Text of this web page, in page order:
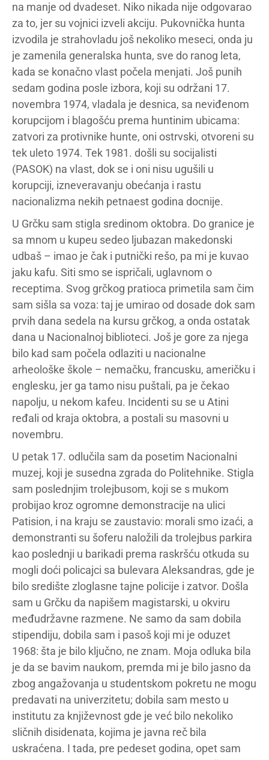
na manje od dvadeset. Niko nikada nije odgovarao
za to, jer su vojnici izveli akciju. Pukovnička hunta
izvodila je strahovladu još nekoliko meseci, onda ju
je zamenila generalska hunta, sve do ranog leta,
kada se konačno vlast počela menjati. Još punih
sedam godina posle izbora, koji su održani 17.
novembra 1974, vladala je desnica, sa neviđenom
korupcijom i blagošću prema huntinim ubicama:
zatvori za protivnike hunte, oni ostrvski, otvoreni su
tek uleto 1974. Tek 1981. došli su socijalisti
(PASOK) na vlast, dok se i oni nisu ugušili u
korupciji, izneveravanju obećanja i rastu
nacionalizma nekih petnaest godina docnije.
U Grčku sam stigla sredinom oktobra. Do granice je
sa mnom u kupeu sedeo ljubazan makedonski
udbaš – imao je čak i putnički rešo, pa mi je kuvao
jaku kafu. Siti smo se ispričali, uglavnom o
receptima. Svog grčkog pratioca primetila sam čim
sam sišla sa voza: taj je umirao od dosade dok sam
prvih dana sedela na kursu grčkog, a onda ostatak
dana u Nacionalnoj biblioteci. Još je gore za njega
bilo kad sam počela odlaziti u nacionalne
arheološke škole – nemačku, francusku, američku i
englesku, jer ga tamo nisu puštali, pa je čekao
napolju, u nekom kafeu. Incidenti su se u Atini
ređali od kraja oktobra, a postali su masovni u
novembru.
U petak 17. odlučila sam da posetim Nacionalni
muzej, koji je susedna zgrada do Politehnike. Stigla
sam poslednjim trolejbusom, koji se s mukom
probijao kroz ogromne demonstracije na ulici
Patision, i na kraju se zaustavio: morali smo izaći, a
demonstranti su šoferu naložili da trolejbus parkira
kao poslednji u barikadi prema raskršću otkuda su
mogli doći policajci sa bulevara Aleksandras, gde je
bilo središte zloglasne tajne policije i zatvor. Došla
sam u Grčku da napišem magistarski, u okviru
međudržavne razmene. Ne samo da sam dobila
stipendiju, dobila sam i pasoš koji mi je oduzet
1968: šta je bilo ključno, ne znam. Moja odluka bila
je da se bavim naukom, premda mi je bilo jasno da
zbog angažovanja u studentskom pokretu ne mogu
predavati na univerzitetu; dobila sam mesto u
institutu za književnost gde je već bilo nekoliko
sličnih disidenata, kojima je javna reč bila
uskraćena. I tada, pre pedeset godina, opet sam